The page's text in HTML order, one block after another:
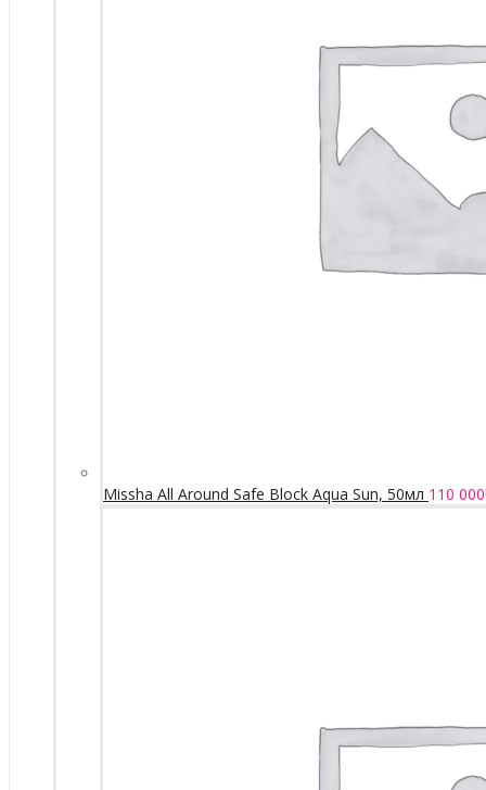
Missha All Around Safe Block Aqua Sun, 50мл 110 000